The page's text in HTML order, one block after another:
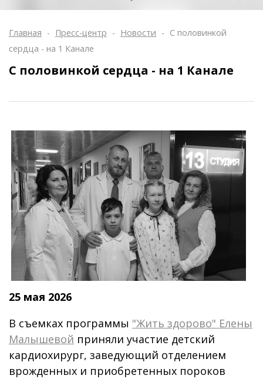
Главная - Пресс-центр - Новости - С половинкой
сердца - на 1 Канале
С половинкой сердца - на 1 Канале
25 мая 2026
В съемках программы "Жить здорово" Елены
Малышевой приняли участие детский
кардиохирург, заведующий отделением
врожденных и приобретенных пороков